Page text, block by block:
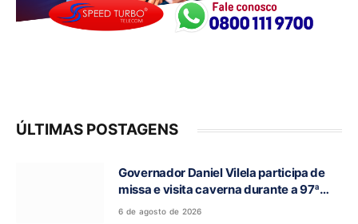
ÚLTIMAS POSTAGENS
Governador Daniel Vilela participa de
missa e visita caverna durante a 97ª
Romaria do Bom Jesus da Lapa de Terra
6 de agosto de 2026